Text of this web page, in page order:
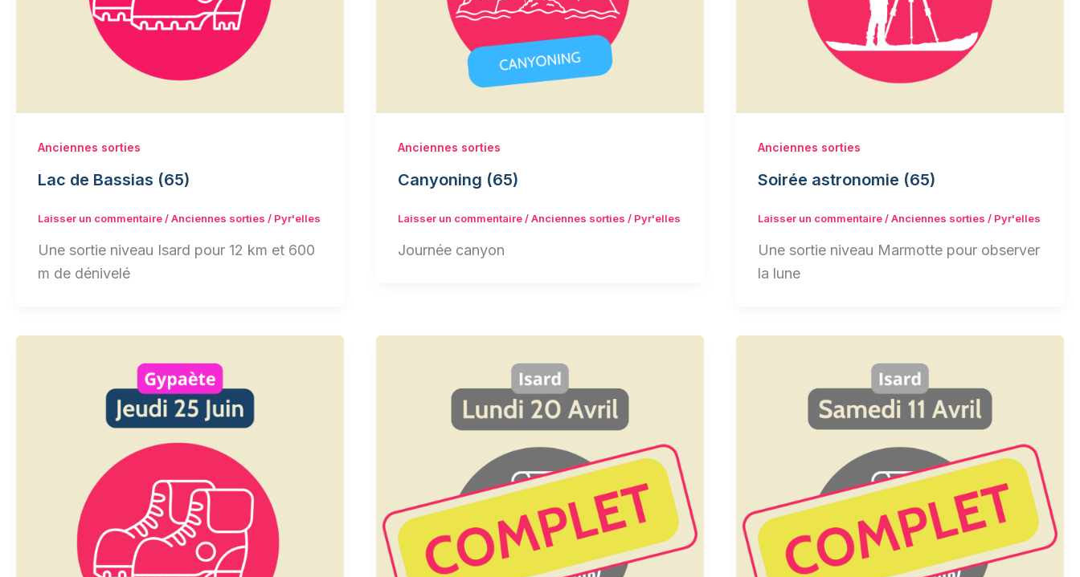
Anciennes sorties
Lac de Bassias (65)
Laisser un commentaire/Anciennes sorties / Pyr'elles
Une sortie niveau Isard pour 12 km et 600
m de dénivelé
Anciennes sorties
Canyoning (65)
Laisser un commentaire/Anciennes sorties / Pyr'elles
Journée canyon
Anciennes sorties
Soirée astronomie (65)
Laisser un commentaire/Anciennes sorties / Pyr'elles
Une sortie niveau Marmotte pour observer
la lune